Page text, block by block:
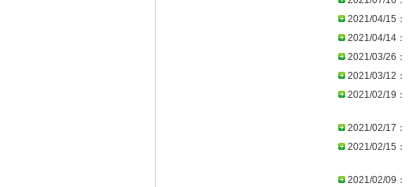
2021/04/15：
2021/04/14：
2021/03/26：
2021/03/12：
2021/02/19：
2021/02/17：
2021/02/15：
2021/02/09：